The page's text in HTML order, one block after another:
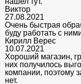
Виктор
27.08.2021
Очень быстрая
буду работать с
Кирилл Верес
10.07.2021
Хороший магазин,
них получилось
компании, поэтому
нет.